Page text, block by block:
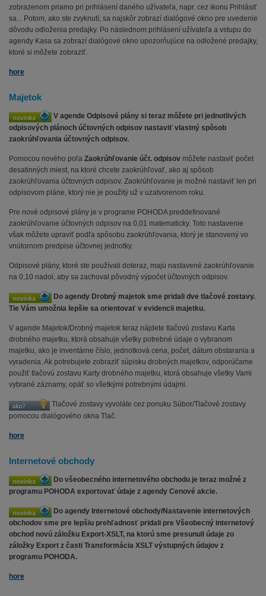
zobrazenom priamo pri prihlásení daného užívateľa, napr. cez ikonu Prihlásiť
sa... Potom, ako ste zvyknutí, sa najskôr zobrazí dialógové okno pre uvedenie
dôvodu odloženia predajky. Po následnom prihlásení užívateľa a vstupu do
agendy Kasa sa zobrazí dialógové okno upozorňujúce na odložené predajky,
ktoré si môžete zobraziť.
hore
Majetok
V agende Odpisové plány si teraz môžete pri jednotlivých
odpisových plánoch účtovných odpisov nastaviť vlastný spôsob
zaokrúhľovania účtovných odpisov.
Pomocou nového poľa Zaokrúhľovanie účt. odpisov môžete nastaviť počet
desatinných miest, na ktoré chcete zaokrúhľovať, ako aj spôsob
zaokrúhľovania účtovných odpisov. Zaokrúhľovanie je možné nastaviť len pri
odpisovom pláne, ktorý nie je použitý už v uzatvorenom roku.
Pre nové odpisové plány je v programe POHODA preddefinované
zaokrúhľovanie účtovných odpisov na 0,01 matematicky. Toto nastavenie
však môžete upraviť podľa spôsobu zaokrúhľovania, ktorý je stanovený vo
vnútornom predpise účtovnej jednotky.
Odpisové plány, ktoré ste používali doteraz, majú nastavené zaokrúhľovanie
na 0,10 nadol, aby sa zachoval pôvodný výpočet účtovných odpisov.
Do agendy Drobný majetok sme pridali dve tlačové zostavy.
Tie Vám umožnia lepšie sa orientovať v evidencii majetku.
V agende Majetok/Drobný majetok teraz nájdete tlačovú zostavu Karta
drobného majetku, ktorá obsahuje všetky potrebné údaje o vybranom
majetku, ako je inventárne číslo, jednotková cena, počet, dátum obstarania a
vyradenia. Ak potrebujete zobraziť súpisku drobných majetkov, odporúčame
použiť tlačovú zostavu Karty drobného majetku, ktorá obsahuje všetky Vami
vybrané záznamy, opäť so všetkými potrebnými údajmi.
Tlačové zostavy vyvoláte cez ponuku Súbor/Tlačové zostavy
pomocou dialógového okna Tlač.
hore
Internetové obchody
Do všeobecného internetového obchodu je teraz možné z
programu POHODA exportovať údaje z agendy Cenové akcie.
Do agendy Internetové obchody/Nastavenie internetových
obchodov sme pre lepšiu prehľadnosť pridali pre Všeobecný internetový
obchod novú záložku Export-XSLT, na ktorú sme presunuli údaje zo
záložky Export z časti Transformácia XSLT výstupných údajov z
programu POHODA.
hore